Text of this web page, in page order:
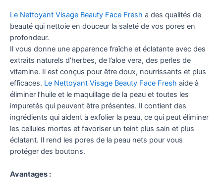
Le Nettoyant Visage Beauty Face Fresh a des qualités de
beauté qui nettoie en douceur la saleté de vos pores en
profondeur.
Il vous donne une apparence fraîche et éclatante avec des
extraits naturels d’herbes, de l’aloe vera, des perles de
vitamine. Il est conçus pour être doux, nourrissants et plus
efficaces. Le Nettoyant Visage Beauty Face Fresh aide à
éliminer l’huile et le maquillage de la peau et toutes les
impuretés qui peuvent être présentes. Il contient des
ingrédients qui aident à exfolier la peau, ce qui peut éliminer
les cellules mortes et favoriser un teint plus sain et plus
éclatant. Il rend les pores de la peau nets pour vous
protéger des boutons.
Avantages :